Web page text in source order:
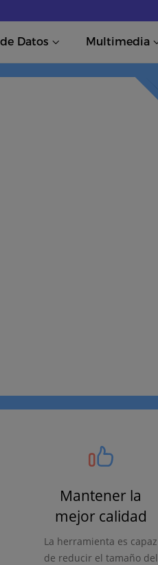
Datos Multimedia
Mantener la
mejor calidad
La herramienta es capaz
de reducir el tamaño del